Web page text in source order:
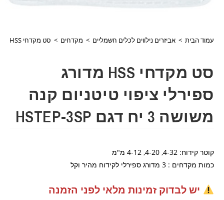
עמוד הבית > אביזרים נילווים לכלים חשמליים > מקדחים > סט מקדחי HSS מדורג ספירלי ציפוי טיטניום קנה משושה 3 יח דגם HSTEP-3SP
סט מקדחי HSS מדורג
ספירלי ציפוי טיטניום קנה
משושה 3 יח דגם HSTEP-3SP
קוטר קידוח: 4-32, 4-20, 4-12 מ"מ
כמות מקדחים : 3 מדורג ספירלי לקידוח מהיר וקל
יש לבדוק זמינות מלאי לפני הזמנה